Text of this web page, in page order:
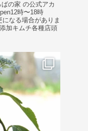
ばの家 の公式アカ
時〜18時
なる場合がありま
加キムチ各種店頭